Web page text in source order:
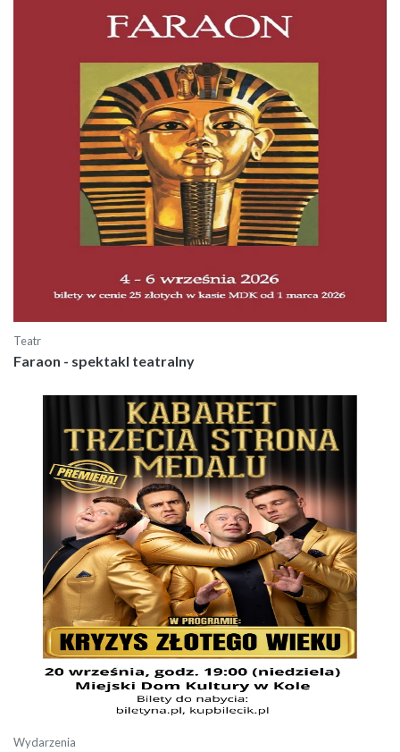
Teatr
Faraon - spektakl teatralny
Wydarzenia